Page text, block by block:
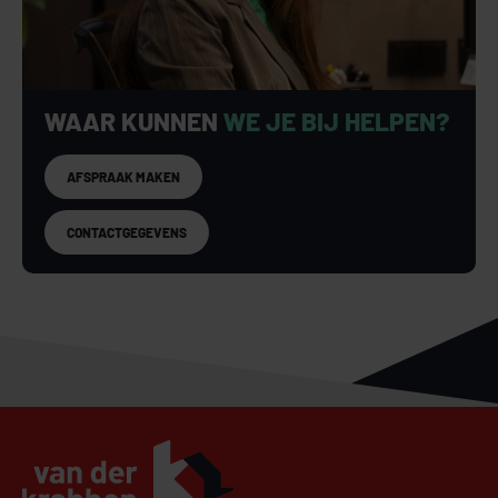
- Groot bijgebouw van twee verdiepingen achter in de tuin
- Vijftien zonnepanelen
- Alarmsysteem met doormelding naar alarmcentrale
WAAR KUNNEN WE JE BIJ HELPEN?
AFSPRAAK MAKEN
CONTACTGEGEVENS